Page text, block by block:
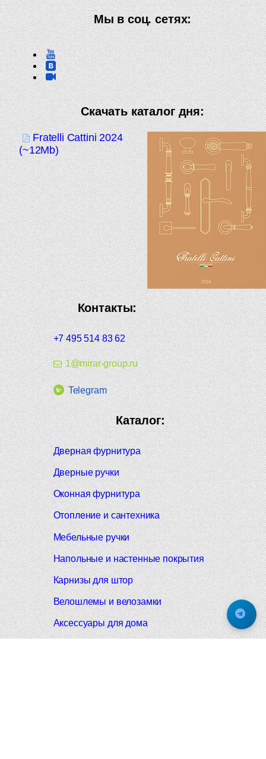
Мы в соц. сетях:
Скачать каталог дня:
Fratelli Cattini 2024
(~12Mb)
Контакты:
+7 495 514 83 62
1@mirar-group.ru
Telegram
Каталог:
Дверная фурнитура
Дверные ручки
Оконная фурнитура
Отопление и сантехника
Мебельные ручки
Напольные и настенные покрытия
Карнизы для штор
Велошлемы и велозамки
Аксессуары для дома